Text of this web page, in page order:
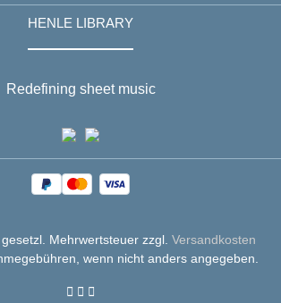
HENLE LIBRARY
Redefining sheet music
Mehrwertsteuer zzgl. Versandkosten
wenn nicht anders angegeben.